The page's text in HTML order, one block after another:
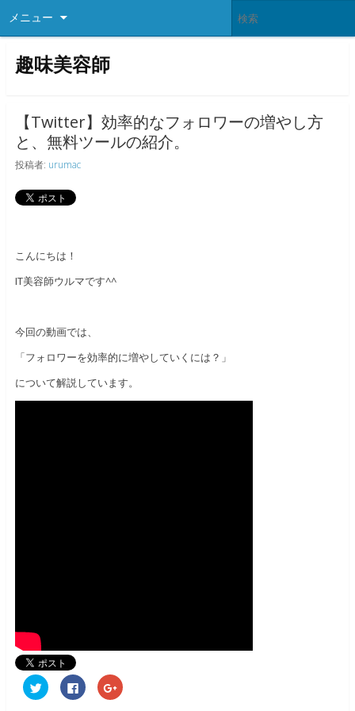
メニュー
趣味美容師
【Twitter】効率的なフォロワーの増やし方
と、無料ツールの紹介。
投稿者: urumac
こんにちは！
IT美容師ウルマです^^
今回の動画では、
「フォロワーを効率的に増やしていくには？」
について解説しています。
ク
リ
F
a
ク
リ